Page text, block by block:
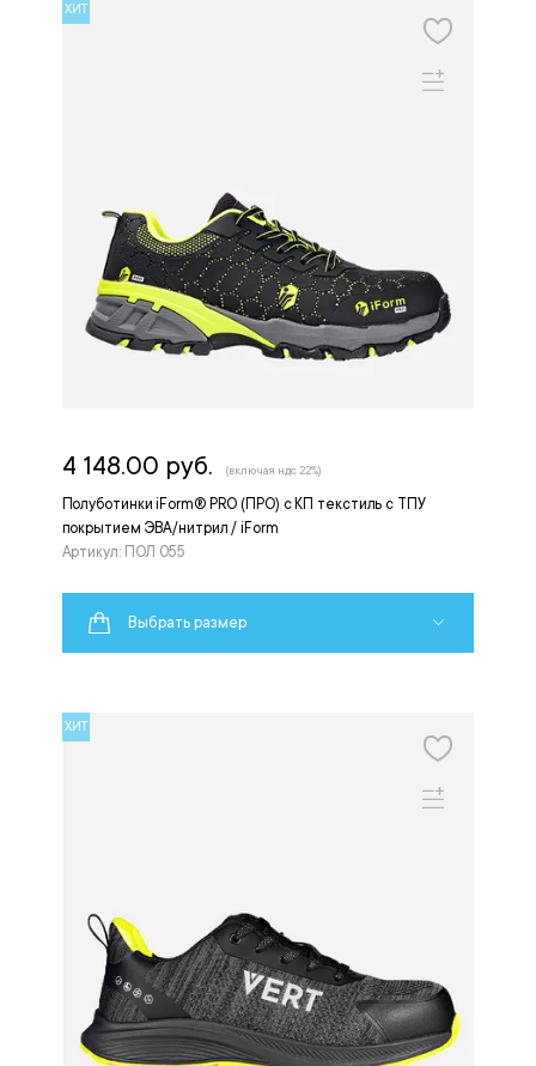
ХИТ
Полуботинки iForm® PRO (ПРО) с КП текстиль с ТПУ
покрытием ЭВА/нитрил / iForm
Артикул: ПОЛ 055
4 148.00 руб. (включая ндс 22%)
Выбрать размер
ХИТ